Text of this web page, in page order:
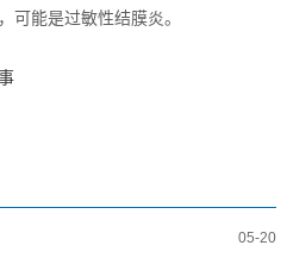
可能是过敏性结膜炎。
05-20